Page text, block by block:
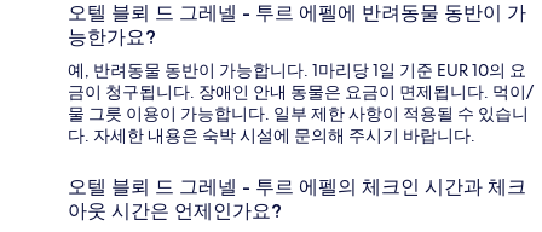
오텔 블뢰 드 그레넬 - 투르 에펠에 반려동물 동반이 가
능한가요?
예, 반려동물 동반이 가능합니다. 1마리당 1일 기준 EUR 10의 요
금이 청구됩니다. 장애인 안내 동물은 요금이 면제됩니다. 먹이/
물 그릇 이용이 가능합니다. 일부 제한 사항이 적용될 수 있습니
다. 자세한 내용은 숙박 시설에 문의해 주시기 바랍니다.
오텔 블뢰 드 그레넬 - 투르 에펠의 체크인 시간과 체크
아웃 시간은 언제인가요?